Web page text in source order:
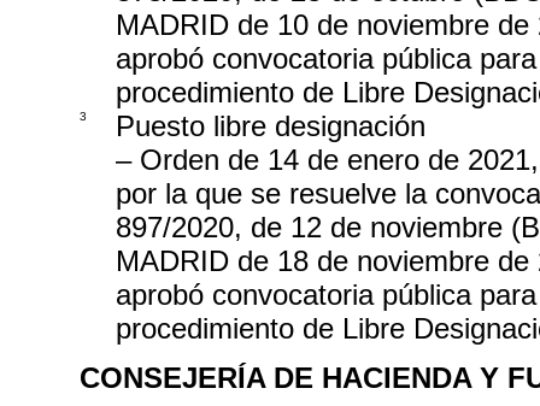
MADRID de 10 de noviembre
aprobó convocatoria pública
procedimiento de Libre
3
Puesto libre designación
– Orden de 14 de enero de
por la que se resuelve la
897/2020, de 12 de noviembre
MADRID de 18 de noviembre
aprobó convocatoria pública
procedimiento de Libre
CONSEJERÍA DE HACIENDA Y